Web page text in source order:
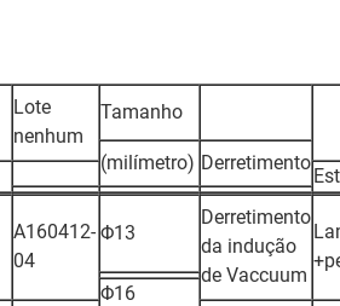
Lote
nenhum
Tamanho
(milímetro) Derretimento
A160412-
04
Φ13
Derretimento
da indução
de Vaccuum
Φ16